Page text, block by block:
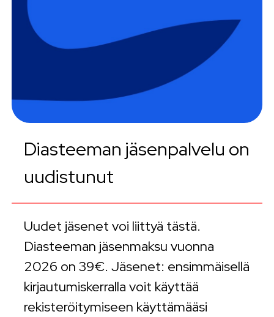
Diasteeman jäsenpalvelu on
uudistunut
Uudet jäsenet voi liittyä tästä.
Diasteeman jäsenmaksu vuonna
2026 on 39€. Jäsenet: ensimmäisellä
kirjautumiskerralla voit käyttää
rekisteröitymiseen käyttämääsi